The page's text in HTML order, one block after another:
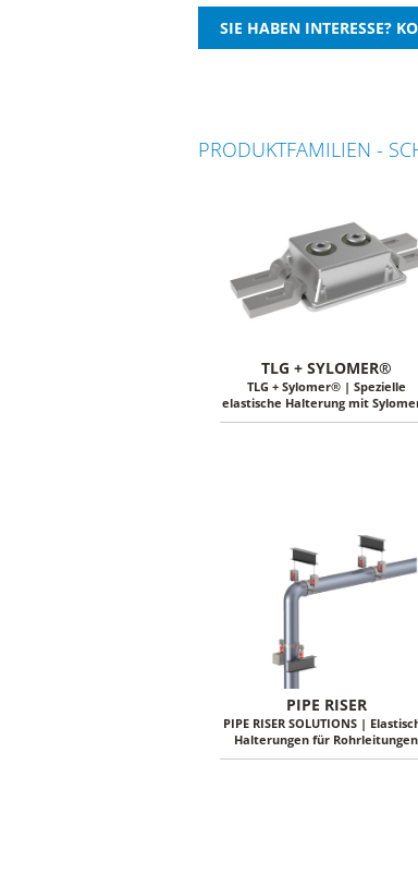
PRODUKTFAMILIEN -
TLG + SYLOMER®
TLG + Sylomer® | Spezielle
elastische Halterung mit
PIPE RISER
PIPE RISER SOLUTIONS |
Halterungen für Rohrleitungen